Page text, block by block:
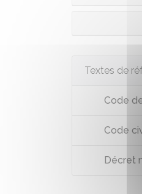
Textes de
Code
Code
Décret